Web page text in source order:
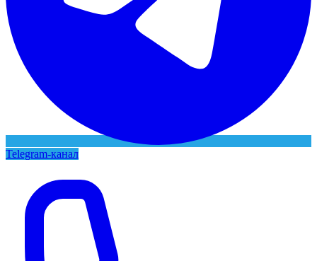
Telegram-канал